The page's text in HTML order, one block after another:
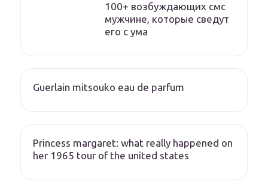
100+ возбуждающих смс
мужчине, которые сведут
его с ума
Guerlain mitsouko eau de parfum
Princess margaret: what really happened on
her 1965 tour of the united states